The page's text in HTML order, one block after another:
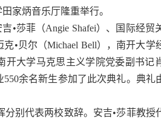
家炳音乐厅隆重举行。
•莎菲（Angie Shafei）、国际经贸
克•贝尔（Michael Bell），南开大学
大学马克思主义学院党委副书记
余名新生参加了此次典礼。典礼
别代表两校致辞。安吉•莎菲教授